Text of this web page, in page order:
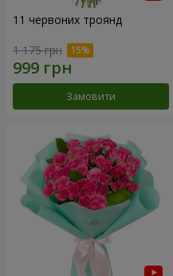
11 червоних троянд
1 175 грн
Замовити